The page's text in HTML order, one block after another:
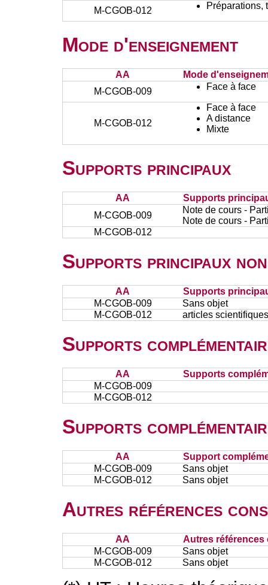
M-CGOB-012 Préparations,
Mode d'enseignement
AA
Mode
M-CGOB-009
Face à face
M-CGOB-012
Face à face
A distance
Mixte
Supports principaux
AA
Supports
M-CGOB-009
Note de cours -
Note de cours -
M-CGOB-012
Supports principaux
AA
Supports
M-CGOB-009
Sans objet
M-CGOB-012
articles
Supports
AA
Supports
M-CGOB-009
M-CGOB-012
Supports
AA
Support
M-CGOB-009
Sans objet
M-CGOB-012
Sans objet
Autres références
AA
Autres références
M-CGOB-009
Sans objet
M-CGOB-012
Sans objet